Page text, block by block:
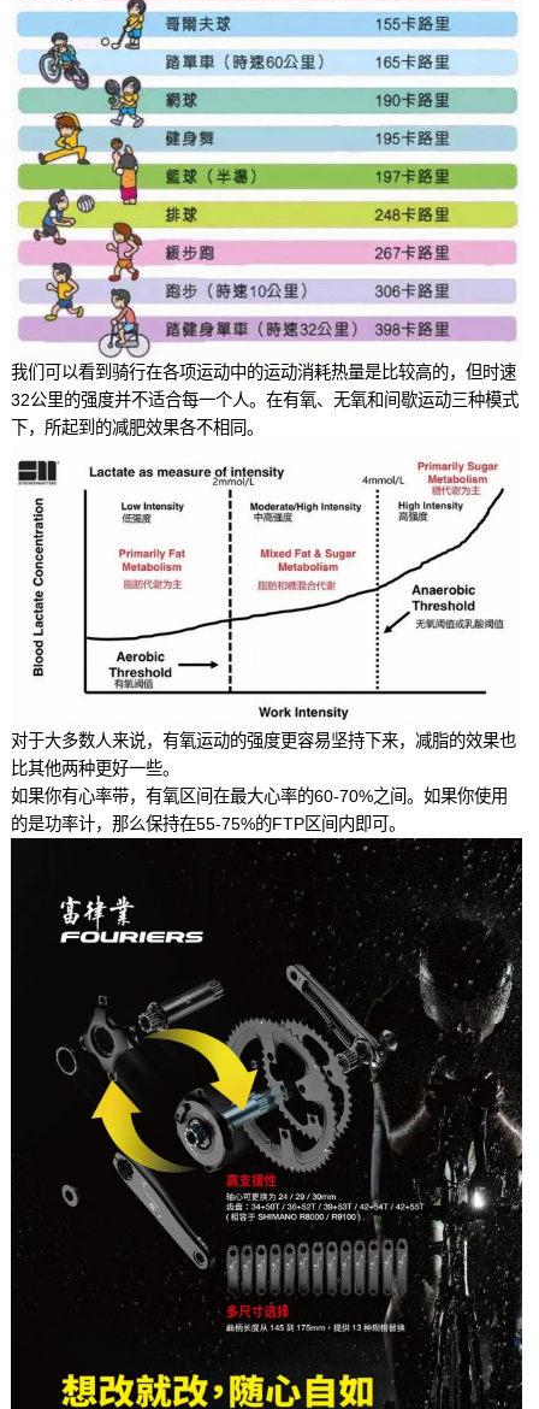
我们可以看到骑行在各项运动中的运动消耗热量是比较高的，但时速
32公里的强度并不适合每一个人。在有氧、无氧和间歇运动三种模式
下，所起到的减肥效果各不相同。
对于大多数人来说，有氧运动的强度更容易坚持下来，减脂的效果也
比其他两种更好一些。
如果你有心率带，有氧区间在最大心率的60-70%之间。如果你使用
的是功率计，那么保持在55-75%的FTP区间内即可。